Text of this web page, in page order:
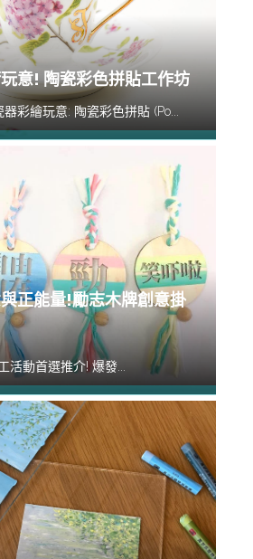
意! 陶瓷彩色拼貼工作坊
彩繪玩意: 陶瓷彩色拼貼 (Po...
正能量!勵志木牌創意掛
動首選推介! 爆發...